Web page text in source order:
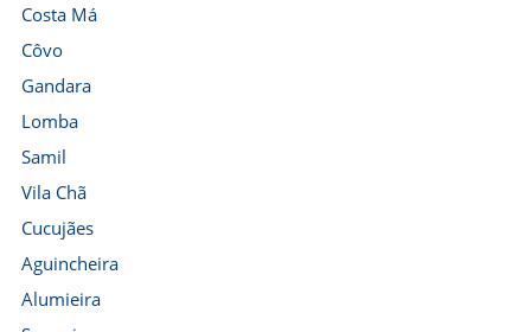
Costa Má
Côvo
Gandara
Lomba
Samil
Vila Chã
Cucujães
Aguincheira
Alumieira